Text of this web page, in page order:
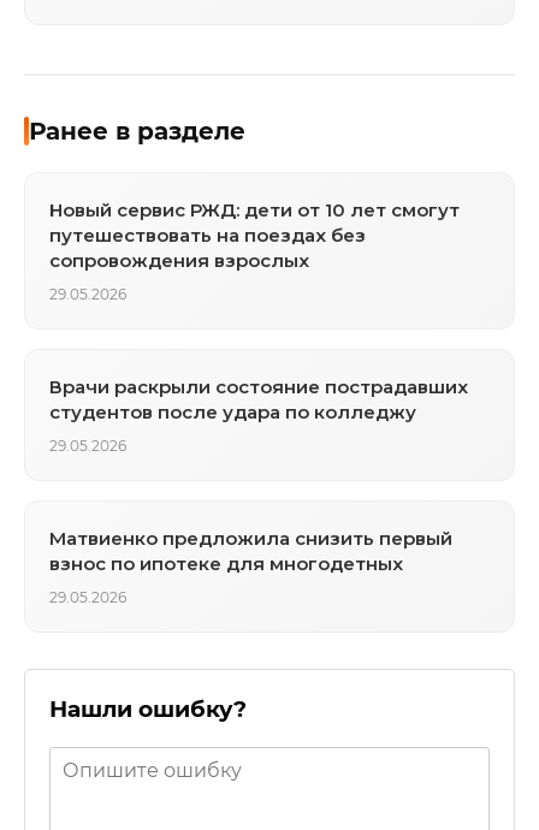
Ранее в разделе
Новый сервис РЖД: дети от 10 лет смогут
путешествовать на поездах без
сопровождения взрослых
29.05.2026
Врачи раскрыли состояние пострадавших
студентов после удара по колледжу
29.05.2026
Матвиенко предложила снизить первый
взнос по ипотеке для многодетных
29.05.2026
Нашли ошибку?